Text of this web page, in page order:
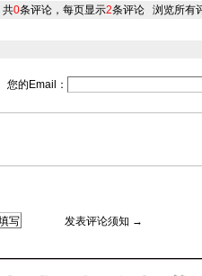
共0条评论，每页显示2条评论 浏览所有
您的Email：
发表评论须知 →